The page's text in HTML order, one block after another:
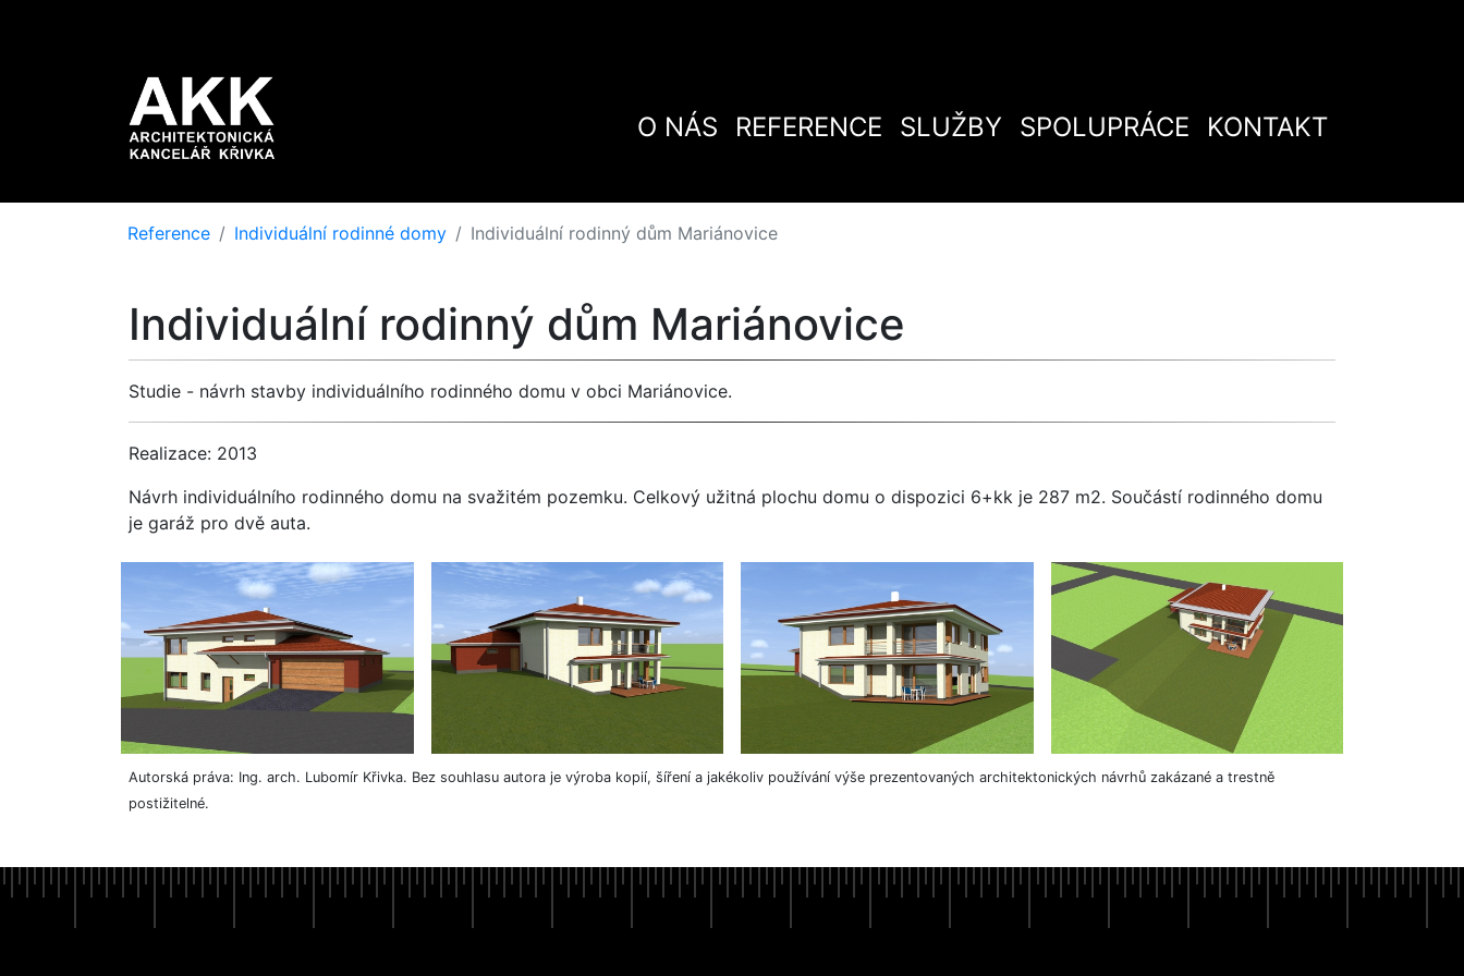
O NÁS REFERENCE SLUŽBY SPOLUPRÁCE KONTAKT
Reference Individuální rodinné domy Individuální rodinný dům Mariánovice
Individuální rodinný dům Mariánovice
Studie - návrh stavby individuálního rodinného domu v obci Mariánovice.
Realizace: 2013
Návrh individuálního rodinného domu na svažitém pozemku. Celkový užitná plochu domu o dispozici 6+kk je 287 m2. Součástí rodinného domu
je garáž pro dvě auta.
Autorská práva: Ing. arch. Lubomír Křivka. Bez souhlasu autora je výroba kopií, šíření a jakékoliv používání výše prezentovaných architektonických návrhů zakázané a trestně
postižitelné.